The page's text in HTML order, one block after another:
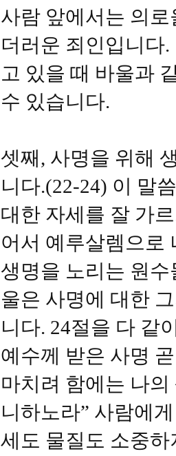
사람 앞에서는 의
더러운 죄인입니다
고 있을 때 바울과
수 있습니다.
셋째, 사명을 위해
니다.(22-24) 이 말
대한 자세를 잘 가
어서 예루살렘으로
생명을 노리는 원
울은 사명에 대한
니다. 24절을 다 같
예수께 받은 사명
마치려 함에는 나
니하노라” 사람에
세도 물질도 소중